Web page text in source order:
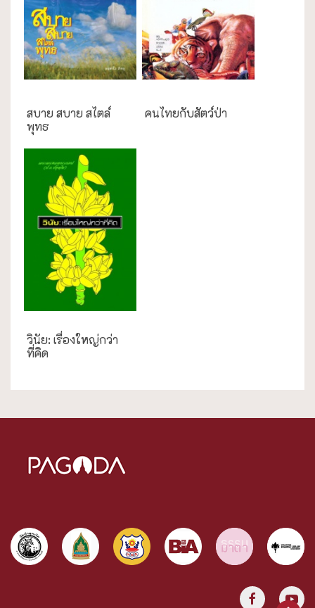
สบาย สบาย สไตล์
พุทธ
คนไทยกับสัตว์ป่า
วินัย: เรื่องใหญ่กว่า
ที่คิด